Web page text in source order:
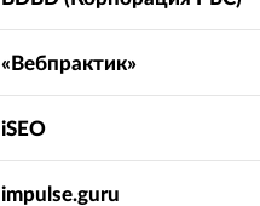
«Вебпрактик»
iSEO
impulse.guru